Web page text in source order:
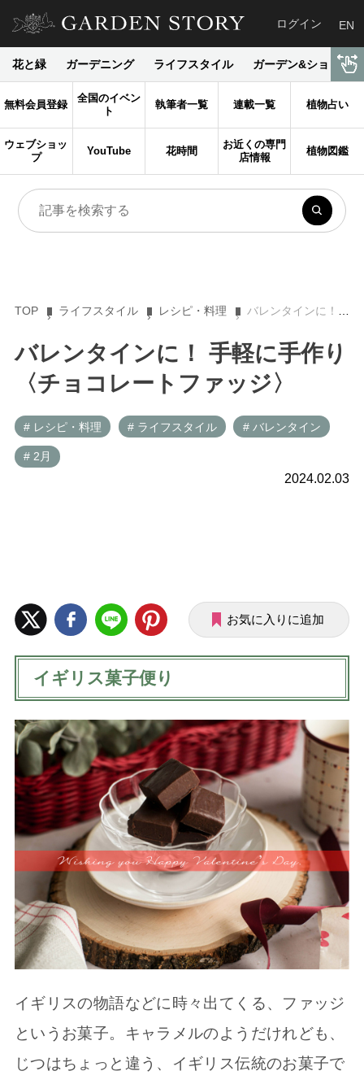
ログイン EN
花と緑 ガーデニング ライフスタイル ガーデン&ショップ
無料会員登録
全国のイベン
ト
執筆者一覧 連載一覧 植物占い
ウェブショッ
プ
YouTube 花時間
お近くの専門
店情報
植物図鑑
TOP ライフスタイル レシピ・料理 バレンタインに！ 手軽に手作り〈チョコレートファッジ〉
バレンタインに！ 手軽に手作り
〈チョコレートファッジ〉
# レシピ・料理 # ライフスタイル # バレンタイン
# 2月
2024.02.03
お気に入りに追加
イギリス菓子便り
イギリスの物語などに時々出てくる、ファッジ
というお菓子。キャラメルのようだけれども、
じつはちょっと違う、イギリス伝統のお菓子で